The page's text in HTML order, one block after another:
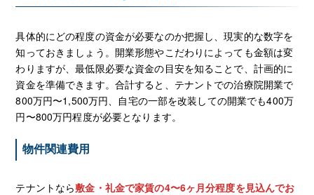
具体的にどの程度の資金が必要なのか把握し、現実的な数字を
知っておきましょう。開業形態やこだわりによっても金額は変
わりますが、最低限必要な資金の目安を知ることで、計画的に
資金を準備できます。合計すると、テナントでの治療院開業で
800万円〜1,500万円、自宅の一部を改装しての開業でも400万
円〜800万円程度が必要となります。
物件関連費用
テナントなら敷金・礼金で家賃の4〜6ヶ月分程度を見込んでお